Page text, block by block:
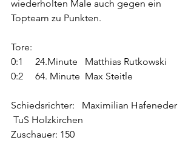
wiederholten Male auch gegen ein
Topteam zu Punkten.
Tore:
0:1     24.Minute   Matthias Rutkowski
0:2     64. Minute  Max Steitle
Schiedsrichter:   Maximilian Hafeneder
TuS Holzkirchen
Zuschauer: 150